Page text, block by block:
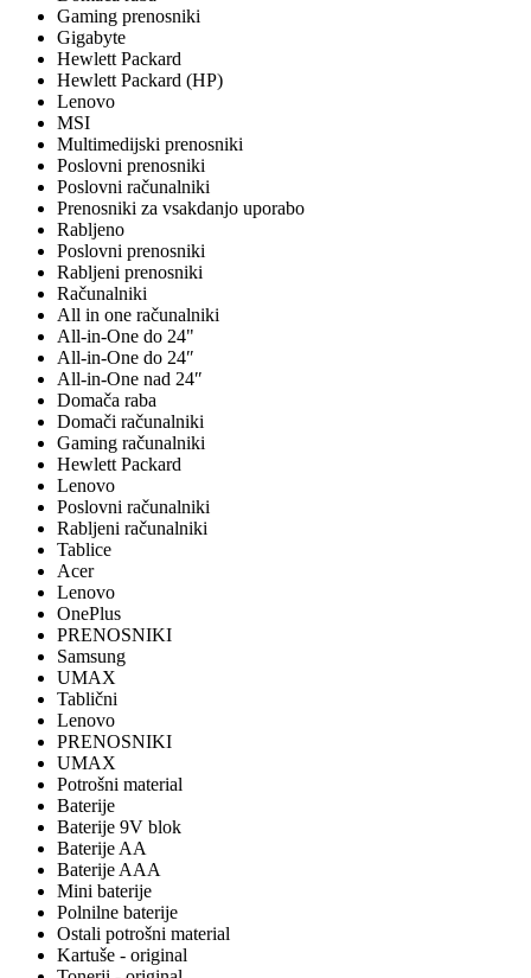
Gaming prenosniki
Gigabyte
Hewlett Packard
Hewlett Packard (HP)
Lenovo
MSI
Multimedijski prenosniki
Poslovni prenosniki
Poslovni računalniki
Prenosniki za vsakdanjo uporabo
Rabljeno
Poslovni prenosniki
Rabljeni prenosniki
Računalniki
All in one računalniki
All-in-One do 24"
All-in-One do 24″
All-in-One nad 24″
Domača raba
Domači računalniki
Gaming računalniki
Hewlett Packard
Lenovo
Poslovni računalniki
Rabljeni računalniki
Tablice
Acer
Lenovo
OnePlus
PRENOSNIKI
Samsung
UMAX
Tablični
Lenovo
PRENOSNIKI
UMAX
Potrošni material
Baterije
Baterije 9V blok
Baterije AA
Baterije AAA
Mini baterije
Polnilne baterije
Ostali potrošni material
Kartuše - original